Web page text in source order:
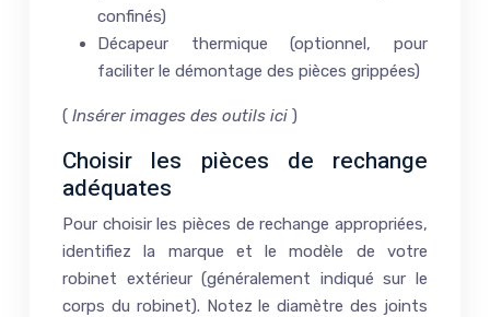
confinés)
Décapeur thermique (optionnel, pour
faciliter le démontage des pièces grippées)
( Insérer images des outils ici )
Choisir les pièces de rechange
adéquates
Pour choisir les pièces de rechange appropriées,
identifiez la marque et le modèle de votre
robinet extérieur (généralement indiqué sur le
corps du robinet). Notez le diamètre des joints